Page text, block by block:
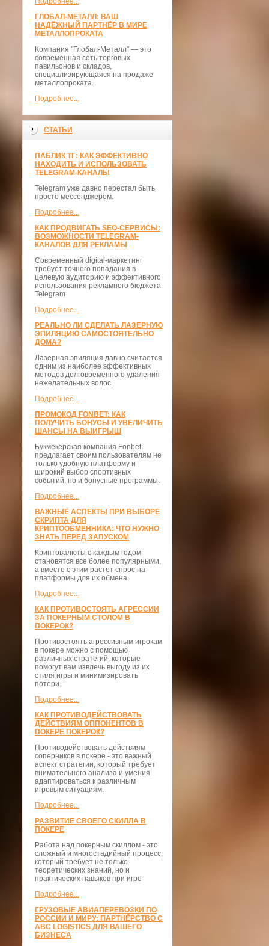
ГЛОБАЛ-МЕТАЛЛ: ВАШ
НАДЁЖНЫЙ ПАРТНЁР В МИРЕ
МЕТАЛЛОПРОКАТА
Компания "Глобал-Металл" — это
современная сеть торговых
павильонов и складов,
специализирующаяся на продаже
металлопроката.
Подробнее...
СТАТЬИ
ПАБЛИК ТГ: КАК ЭФФЕКТИВНО
НАХОДИТЬ И ИСПОЛЬЗОВАТЬ
TELEGRAM-КАНАЛЫ
Telegram уже давно перестал быть
просто мессенджером.
Подробнее...
КАК ПРОДВИГАТЬ SEO-СЕРВИСЫ:
ВОЗМОЖНОСТИ TELEGRAM-
КАНАЛОВ ДЛЯ РЕКЛАМЫ
Современный digital-маркетинг
требует точного попадания в
целевую аудиторию и эффективного
использования рекламного бюджета.
Telegram
Подробнее...
РЕАЛЬНО ЛИ СДЕЛАТЬ ЛАЗЕРНУЮ
ЭПИЛЯЦИЮ САМОСТОЯТЕЛЬНО
ДОМА?
Лазерная эпиляция давно считается
одним из наиболее эффективных
методов долговременного удаления
нежелательных волос.
Подробнее...
ПРОМОКОД FONBET: КАК
ПОЛУЧИТЬ БОНУСЫ И УВЕЛИЧИТЬ
ШАНСЫ НА ВЫИГРЫШ
Букмекерская компания Fonbet
предлагает своим пользователям не
только удобную платформу и
широкий выбор спортивных
событий, но и бонусные программы.
Подробнее...
ВАЖНЫЕ АСПЕКТЫ ПРИ ВЫБОРЕ
СКРИПТА ДЛЯ
КРИПТООБМЕННИКА: ЧТО НУЖНО
ЗНАТЬ ПЕРЕД ЗАПУСКОМ
Криптовалюты с каждым годом
становятся все более популярными,
а вместе с этим растет спрос на
платформы для их обмена.
Подробнее...
КАК ПРОТИВОСТОЯТЬ АГРЕССИИ
ЗА ПОКЕРНЫМ СТОЛОМ В
ПОКЕРОК?
Противостоять агрессивным игрокам
в покере можно с помощью
различных стратегий, которые
помогут вам извлечь выгоду из их
стиля игры и минимизировать
потери.
Подробнее...
КАК ПРОТИВОДЕЙСТВОВАТЬ
ДЕЙСТВИЯМ ОППОНЕНТОВ В
ПОКЕРЕ ПОКЕРОК?
Противодействовать действиям
соперников в покере - это важный
аспект стратегии, который требует
внимательного анализа и умения
адаптироваться к различным
игровым ситуациям.
Подробнее...
РАЗВИТИЕ СВОЕГО СКИЛЛА В
ПОКЕРЕ
Работа над покерным скиллом - это
сложный и многостадийный процесс,
который требует не только
теоретических знаний, но и
практических навыков при игре
Подробнее...
ГРУЗОВЫЕ АВИАПЕРЕВОЗКИ ПО
РОССИИ И МИРУ: ПАРТНЁРСТВО С
ABC LOGISTICS ДЛЯ ВАШЕГО
БИЗНЕСА